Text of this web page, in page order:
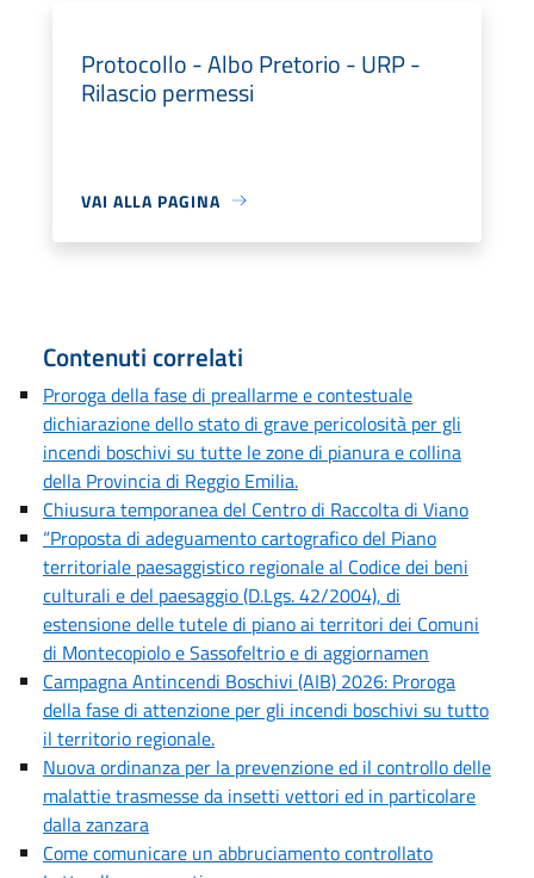
Protocollo - Albo Pretorio - URP -
Rilascio permessi
VAI ALLA PAGINA
Contenuti correlati
Proroga della fase di preallarme e contestuale
dichiarazione dello stato di grave pericolosità per gli
incendi boschivi su tutte le zone di pianura e collina
della Provincia di Reggio Emilia.
Chiusura temporanea del Centro di Raccolta di Viano
“Proposta di adeguamento cartografico del Piano
territoriale paesaggistico regionale al Codice dei beni
culturali e del paesaggio (D.Lgs. 42/2004), di
estensione delle tutele di piano ai territori dei Comuni
di Montecopiolo e Sassofeltrio e di aggiornamen
Campagna Antincendi Boschivi (AIB) 2026: Proroga
della fase di attenzione per gli incendi boschivi su tutto
il territorio regionale.
Nuova ordinanza per la prevenzione ed il controllo delle
malattie trasmesse da insetti vettori ed in particolare
dalla zanzara
Come comunicare un abbruciamento controllato